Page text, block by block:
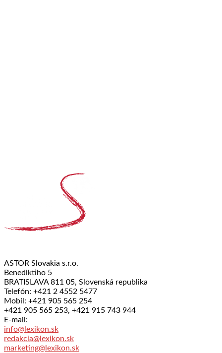
ASTOR Slovakia s.r.o.
Benediktiho 5
BRATISLAVA 811 05, Slovenská republika
Telefón: +421 2 4552 5477
Mobil: +421 905 565 254
+421 905 565 253, +421 915 743 944
E-mail:
info@lexikon.sk
redakcia@lexikon.sk
marketing@lexikon.sk